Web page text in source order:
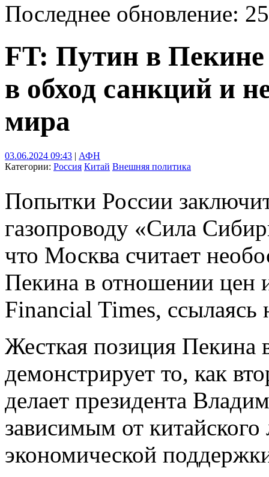
Последнее обновление:
FT: Путин в Пекине
в обход санкций и
мира
03.06.2024 09:43 | АФН
Категории: Россия Китай Внешняя политика
Попытки России
газопроводу «Сила
что Москва считает
Пекина в отношении цен
Financial Times, ссылаясь
Жесткая позиция Пекина
демонстрирует то, как
делает президента
зависимым от
экономической